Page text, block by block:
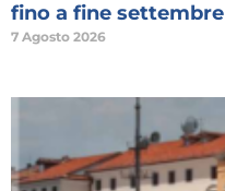
fino a fine settembre
7 Agosto 2026